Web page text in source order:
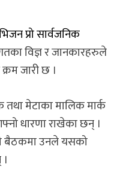
प्रो सार्वजनिक
विज्ञ र जानकारहरुले
जारी छ ।
मेटाका मालिक मार्क
धारणा राखेका छन् ।
बैठकमा उनले यसको